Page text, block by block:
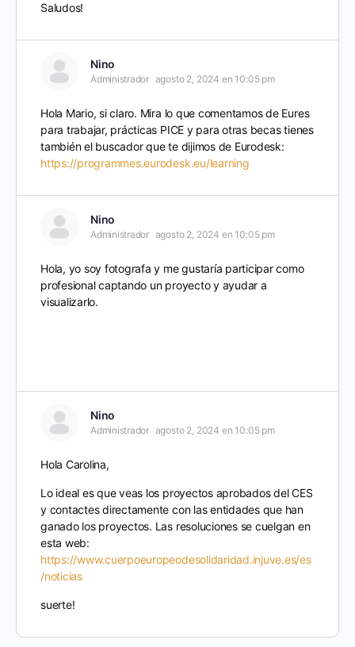
Saludos!
Nino
Administrador agosto 2, 2024 en 10:05 pm
Hola Mario, si claro. Mira lo que comentamos de Eures
para trabajar, prácticas PICE y para otras becas tienes
también el buscador que te dijimos de Eurodesk:
https://programmes.eurodesk.eu/learning
Nino
Administrador agosto 2, 2024 en 10:05 pm
Hola, yo soy fotografa y me gustaría participar como
profesional captando un proyecto y ayudar a
visualizarlo.
Nino
Administrador agosto 2, 2024 en 10:05 pm
Hola Carolina,
Lo ideal es que veas los proyectos aprobados del CES
y contactes directamente con las entidades que han
ganado los proyectos. Las resoluciones se cuelgan en
esta web:
https://www.cuerpoeuropeodesolidaridad.injuve.es/es
/noticias
suerte!